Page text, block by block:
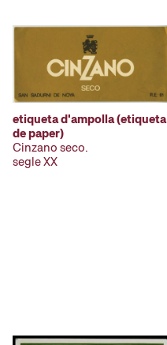
etiqueta d'ampolla (etiqueta
de paper)
Cinzano seco.
segle XX